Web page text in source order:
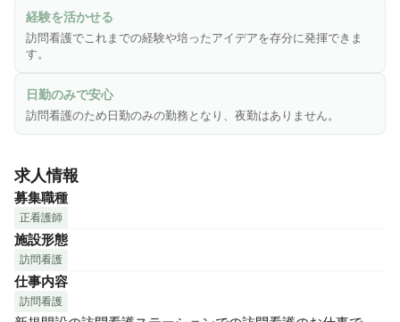
経験を活かせる
訪問看護でこれまでの経験や培ったアイデアを存分に発揮できま
す。
日勤のみで安心
訪問看護のため日勤のみの勤務となり、夜勤はありません。
求人情報
募集職種
正看護師
施設形態
訪問看護
仕事内容
訪問看護